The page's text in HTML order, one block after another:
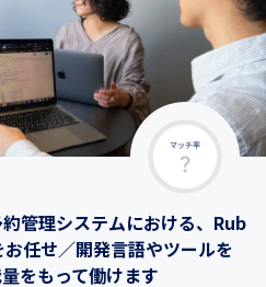
マッチ率
管理システムにおける、Rub
任せ／開発言語やツールを
をもって働けます